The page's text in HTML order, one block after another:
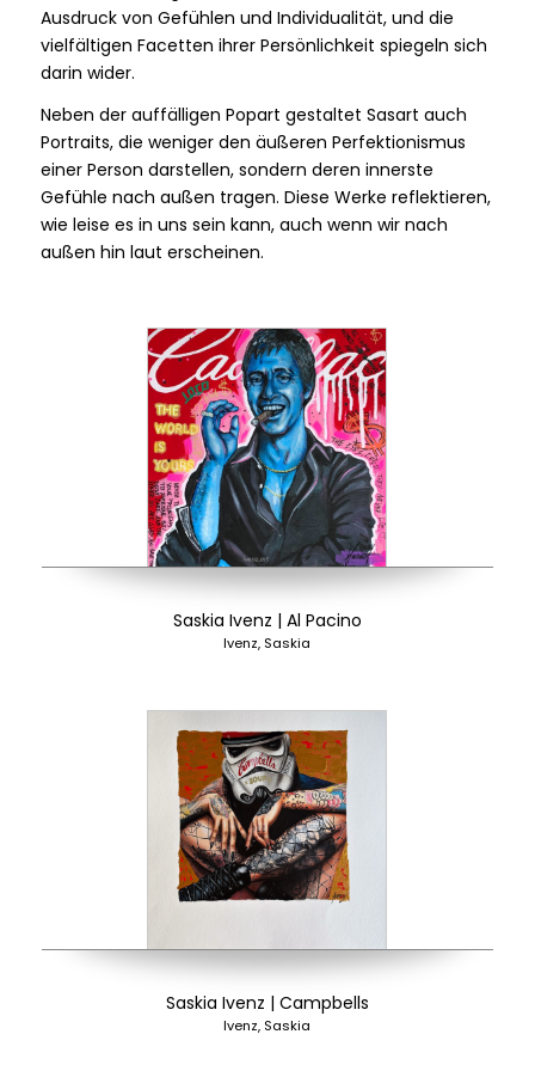
Ausdruck von Gefühlen und Individualität, und die
vielfältigen Facetten ihrer Persönlichkeit spiegeln sich
darin wider.
Neben der auffälligen Popart gestaltet Sasart auch
Portraits, die weniger den äußeren Perfektionismus
einer Person darstellen, sondern deren innerste
Gefühle nach außen tragen. Diese Werke reflektieren,
wie leise es in uns sein kann, auch wenn wir nach
außen hin laut erscheinen.
Saskia Ivenz | Al Pacino
Ivenz, Saskia
Saskia Ivenz | Campbells
Ivenz, Saskia